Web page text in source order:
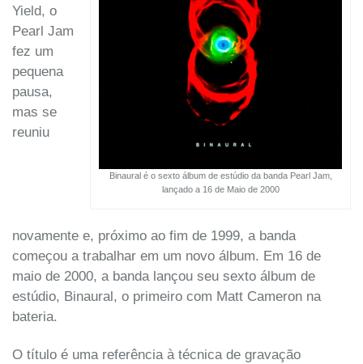
Binaural é o sexto álbum de estúdio da banda Pearl Jam,
lançado a 16 de Maio de 2000
Yield, o
Pearl Jam
fez um
pequena
pausa,
mas se
reuniu
novamente e, próximo ao fim de 1999, a banda
começou a trabalhar em um novo álbum. Em 16 de
maio de 2000, a banda lançou seu sexto álbum de
estúdio, Binaural, o primeiro com Matt Cameron na
bateria.
O título é uma referência à técnica de gravação